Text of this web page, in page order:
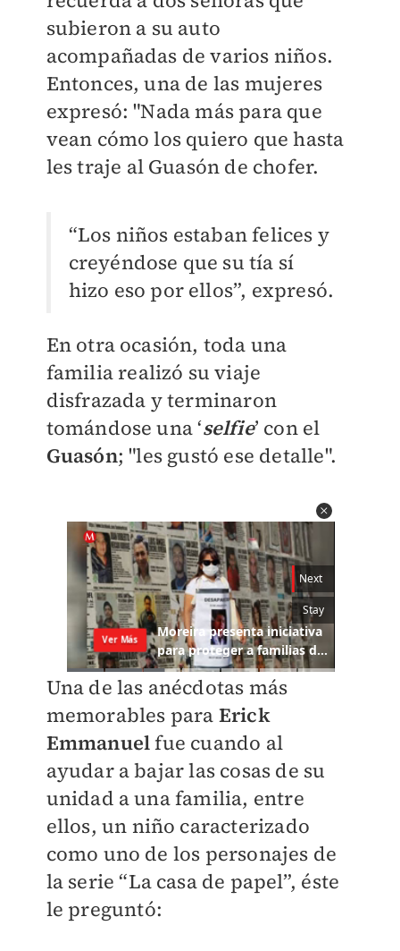
subieron a su auto
acompañadas de varios niños.
Entonces, una de las mujeres
expresó: "Nada más para que
vean cómo los quiero que hasta
les traje al Guasón de chofer.
“Los niños estaban felices y
creyéndose que su tía sí
hizo eso por ellos”, expresó.
En otra ocasión, toda una
familia realizó su viaje
disfrazada y terminaron
tomándose una ‘selfie’ con el
Guasón; "les gustó ese detalle".
Una de las anécdotas más
memorables para Erick
Emmanuelfue cuando al
ayudar a bajar las cosas de su
unidad a una familia, entre
ellos, un niño caracterizado
como uno de los personajes de
la serie “La casa de papel”, éste
le preguntó: